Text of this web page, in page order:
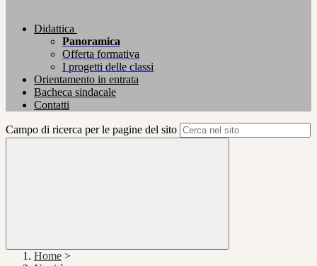
Didattica
Panoramica
Offerta formativa
I progetti delle classi
Orientamento in entrata
Bacheca sindacale
Contatti
Campo di ricerca per le pagine del sito
Home >